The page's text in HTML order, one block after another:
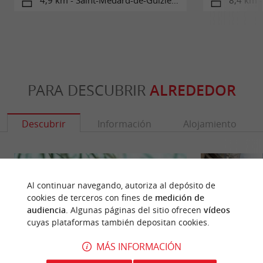
PARA DESCUBRIR ALREDEDOR
Descubrir Información Alojamiento
Al continuar navegando, autoriza al depósito de
cookies de terceros con fines de medición de
audiencia . Algunas páginas del sitio ofrecen vídeos
cuyas plataformas también depositan cookies.
MÁS INFORMACIÓN